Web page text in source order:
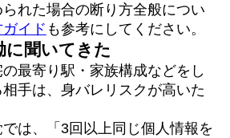
れた場合の断り方全般につい
イド も参考にしてください。
に聞いてきた
最寄り駅・家族構成などをし
手は、身バレリスクが高いた
は、「3回以上同じ個人情報を